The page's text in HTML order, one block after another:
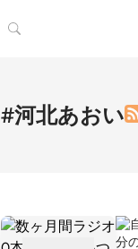
検索
#河北あおい